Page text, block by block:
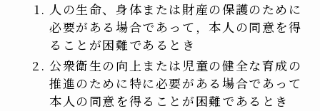
人の生命、身体または財産の保護のために
必要がある場合であって，本人の同意を得
ることが困難であるとき
公衆衛生の向上または児童の健全な育成の
推進のために特に必要がある場合であって
本人の同意を得ることが困難であるとき